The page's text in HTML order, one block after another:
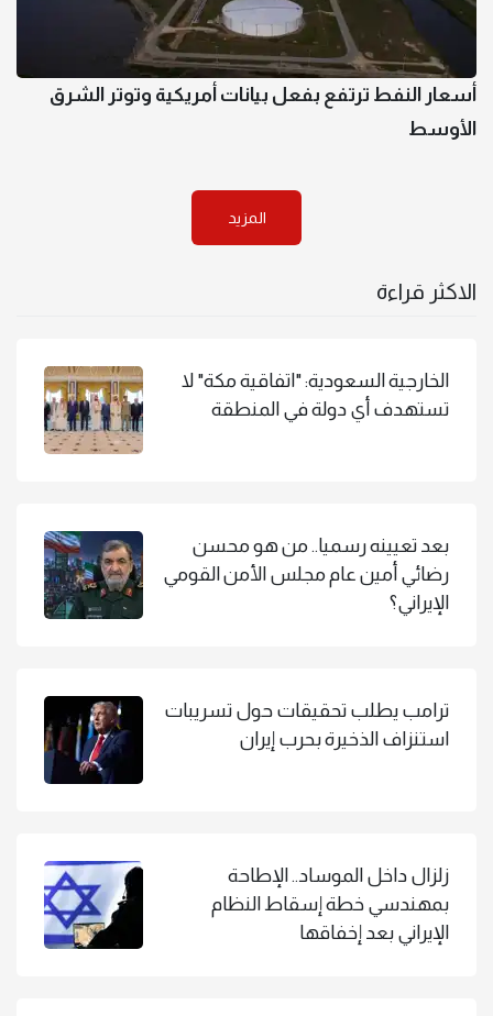
أسعار النفط ترتفع بفعل بيانات أمريكية وتوتر الشرق
الأوسط
المزيد
الاكثر قراءة
الخارجية السعودية: "اتفاقية مكة" لا
تستهدف أي دولة في المنطقة
بعد تعيينه رسميا.. من هو محسن
رضائي أمين عام مجلس الأمن القومي
الإيراني؟
ترامب يطلب تحقيقات حول تسريبات
استنزاف الذخيرة بحرب إيران
زلزال داخل الموساد.. الإطاحة
بمهندسي خطة إسقاط النظام
الإيراني بعد إخفاقها